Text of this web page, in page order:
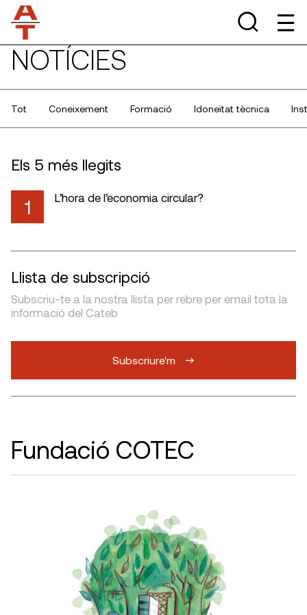
NOTÍCIES
Tot Coneixement Formació Idoneïtat tècnica
Els 5 més llegits
1 L’hora de l’economia circular?
Llista de subscripció
Subscriu-te a la nostra llista per rebre per email tota la
informació del Cateb
Subscriure'm
Fundació COTEC